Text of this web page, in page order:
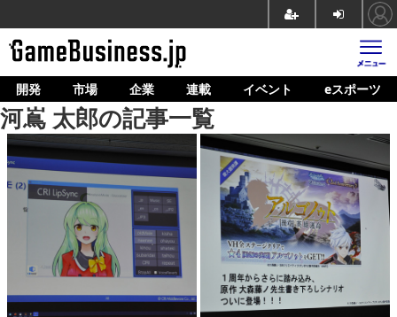
ホーム
ゲーム開発
市場
マネタイズ
企業動向
人材育成
産業政策
開発 市場 企業 連載 イベント eスポーツ
河嶌 太郎の記事一覧